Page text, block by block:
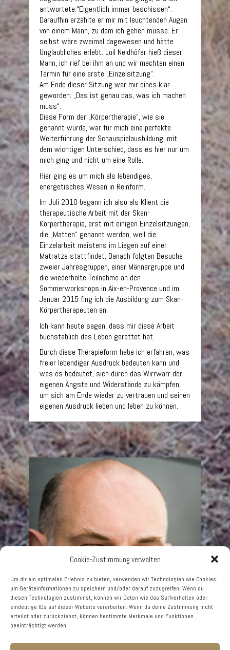
Cookie-Zustimmung verwalten
Um dir ein optimales Erlebnis zu bieten, verwenden wir Technologien wie Cookies,
um Geräteinformationen zu speichern und/oder darauf zuzugreifen. Wenn du
diesen Technologien zustimmst, können wir Daten wie das Surfverhalten oder
eindeutige IDs auf dieser Website verarbeiten. Wenn du deine Zustimmung nicht
erteilst oder zurückziehst, können bestimmte Merkmale und Funktionen
beeinträchtigt werden.
antwortete:“Eigentlich immer beschissen“.
Daraufhin erzählte er mir mit leuchtenden Augen
von einem Mann, zu dem ich gehen müsse. Er
selbst wäre zweimal dagewesen und hätte
Unglaubliches erlebt. Loil Neidhöfer hieß dieser
Mann, ich rief bei ihm an und wir machten einen
Termin für eine erste „Einzelsitzung“.
Am Ende dieser Sitzung war mir eines klar
geworden: „Das ist genau das, was ich machen
muss“.
Diese Form der „Körpertherapie“, wie sie
genannt wurde, war für mich eine perfekte
Weiterführung der Schauspielausbildung, mit
dem wichtigen Unterschied, dass es hier nur um
mich ging und nicht um eine Rolle.
Hier ging es um mich als lebendiges,
energetisches Wesen in Reinform.
Im Juli 2010 begann ich also als Klient die
therapeutische Arbeit mit der Skan-
Körpertherapie, erst mit einigen Einzelsitzungen,
die „Matten“ genannt werden, weil die
Einzelarbeit meistens im Liegen auf einer
Matratze stattfindet. Danach folgten Besuche
zweier Jahresgruppen, einer Männergruppe und
die wiederholte Teilnahme an den
Sommerworkshops in Aix-en-Provence und im
Januar 2015 fing ich die Ausbildung zum Skan-
Körpertherapeuten an.
Ich kann heute sagen, dass mir diese Arbeit
buchstäblich das Leben gerettet hat.
Durch diese Therapieform habe ich erfahren, was
freier lebendiger Ausdruck bedeuten kann und
was es bedeutet, sich durch das Wirrwarr der
eigenen Ängste und Widerstände zu kämpfen,
um sich am Ende wieder zu vertrauen und seinen
eigenen Ausdruck lieben und leben zu können.